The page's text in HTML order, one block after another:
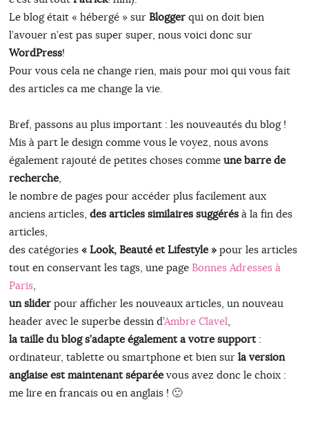
Le blog était « hébergé » sur Bloggerqui on doit bien
l’avouer n’est pas super super, nous voici donc sur
WordPress!
Pour vous cela ne change rien, mais pour moi qui vous fait
des articles ca me change la vie.
Bref, passons au plus important : les nouveautés du blog !
Mis à part le design comme vous le voyez, nous avons
également rajouté de petites choses comme une barre de
recherche,
le nombre de pages pour accéder plus facilement aux
anciens articles, des articles similaires suggérésà la fin des
articles,
des catégories « Look, Beauté et Lifestyle »pour les articles
tout en conservant les tags, une page Bonnes Adresses à
Paris,
un sliderpour afficher les nouveaux articles, un nouveau
header avec le superbe dessin d’Ambre Clavel,
la taille du blog s’adapte également a votre support:
ordinateur, tablette ou smartphone et bien sur la version
anglaise est maintenant séparéevous avez donc le choix :
me lire en francais ou en anglais ! 🙂